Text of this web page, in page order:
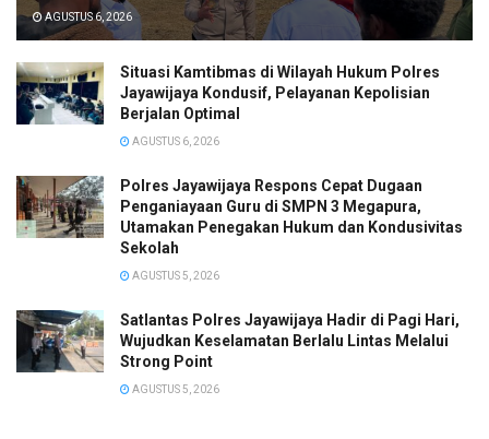
AGUSTUS 6, 2026
Situasi Kamtibmas di Wilayah Hukum Polres
Jayawijaya Kondusif, Pelayanan Kepolisian
Berjalan Optimal
AGUSTUS 6, 2026
Polres Jayawijaya Respons Cepat Dugaan
Penganiayaan Guru di SMPN 3 Megapura,
Utamakan Penegakan Hukum dan Kondusivitas
Sekolah
AGUSTUS 5, 2026
Satlantas Polres Jayawijaya Hadir di Pagi Hari,
Wujudkan Keselamatan Berlalu Lintas Melalui
Strong Point
AGUSTUS 5, 2026